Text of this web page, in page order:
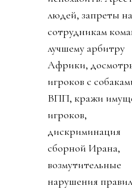
людей, запреты
сотрудникам
лучшему арбитру
Африки,
игроков с
ВПП, кражи
игроков,
дискриминация
сборной Ирана,
возмутительные
нарушения правил